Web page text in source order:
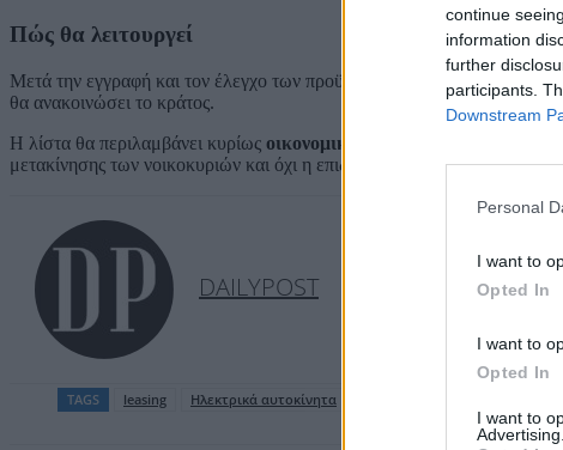
continue
information
further
participants.
Downstream
Personal
I want to
Opted In
I want to
Opted In
I want to
Advertising.
Πώς θα λειτουργεί
Μετά την εγγραφή και τον έλεγχο των προϋποθέσεων, οι δικαιούχοι
θα ανακοινώσει το κράτος.
Η λίστα θα περιλαμβάνει κυρίως οικονομικά ηλεκτρικά αυτοκίνητα
μετακίνησης των νοικοκυριών και όχι η επιδότηση ακριβών ή
DAILYPOST
TAGS leasing Ηλεκτρικά αυτοκίνητα